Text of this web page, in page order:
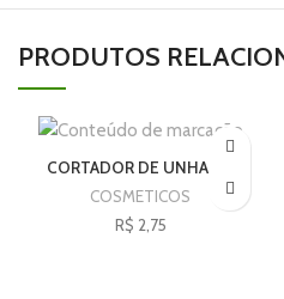
PRODUTOS
CORTADOR DE UNHA PQ
COSMETICOS
R$ 2,75